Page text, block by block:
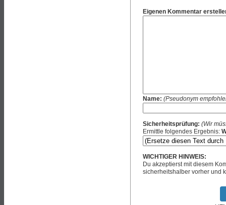
Eigenen Kommentar
Name: (Pseudonym
Sicherheitsprüfung: (Wir
Ermittle folgendes Ergebnis:
WICHTIGER HINWEIS:
Du akzeptierst mit diesem
sicherheitshalber vorher und